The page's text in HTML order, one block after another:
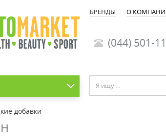
БРЕНДЫ О
(044) 501-
добавки